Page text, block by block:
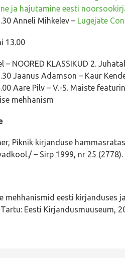
ja hajutamine eesti
Anneli Mihkelev – Lugejate
13.00
– NOORED KLASSIKUD 2.
Jaanus Adamson – Kaur
Aare Pilv – V.-S. Maiste
mehhanism
Piknik kirjanduse
– Sirp 1999, nr 25 (2778).
mehhanismid eesti kirjanduses
Tartu: Eesti Kirjandusmuuseum,